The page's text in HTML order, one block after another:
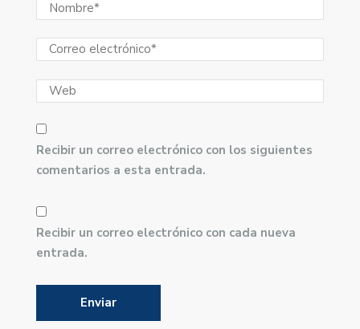
Recibir un correo electrónico con los siguientes
comentarios a esta entrada.
Recibir un correo electrónico con cada nueva
entrada.